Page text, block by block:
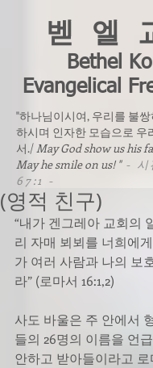
벧 엘
Bethel
Evangelical
"하나님이시여, 우리를 불
하시며 인자한 모습으로 우
서./May God show us his
May he smile on us! " -
67:1 -
(영적 친구)
“내가 겐그레아 교회의
리 자매 뵈뵈를 너희에
가 여러 사람과 나의 보
라” (로마서 16:1,2)
사도 바울은 주 안에서
들의 26명의 이름을 언
안하고 받아들이라고